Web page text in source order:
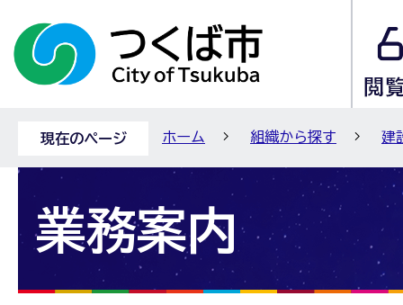
現在のページ ホーム 組織から探す 建
業務案内